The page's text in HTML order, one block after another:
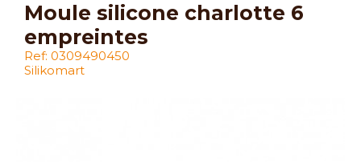
moule silicone charlotte 6
empreintes
Ref: 0309490450
Silikomart